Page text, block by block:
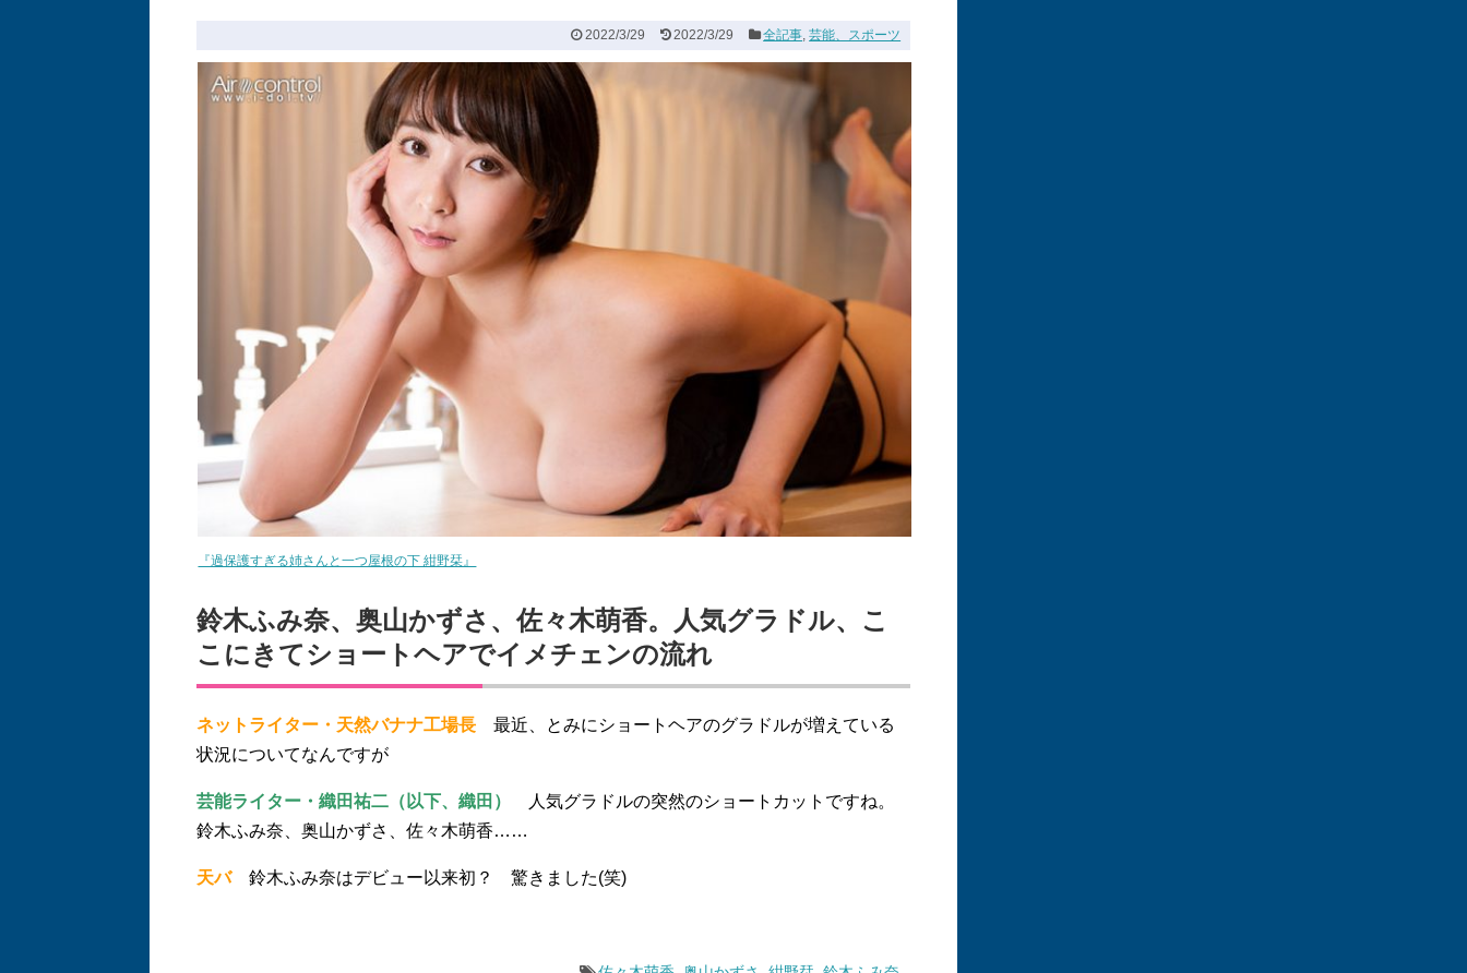
2022/3/29 2022/3/29 全記事,芸能、スポーツ
『過保護すぎる姉さんと一つ屋根の下 紺野栞』
鈴木ふみ奈、奥山かずさ、佐々木萌香。人気グラドル、こ
こにきてショートヘアでイメチェンの流れ
ネットライター・天然バナナ工場長 最近、とみにショートヘアのグラドルが増えている
状況についてなんですが
芸能ライター・織田祐二（以下、織田）
人気グラドルの突然のショートカットですね。
鈴木ふみ奈、奥山かずさ、佐々木萌香……
天バ鈴木ふみ奈はデビュー以来初？ 驚きました(笑)